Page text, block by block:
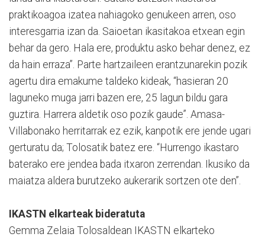
praktikoagoa izatea nahiagoko genukeen arren, oso
interesgarria izan da. Saioetan ikasitakoa etxean egin
behar da gero. Hala ere, produktu asko behar denez, ez
da hain erraza”. Parte hartzaileen erantzunarekin pozik
agertu dira emakume taldeko kideak, “hasieran 20
laguneko muga jarri bazen ere, 25 lagun bildu gara
guztira. Harrera aldetik oso pozik gaude”. Amasa-
Villabonako herritarrak ez ezik, kanpotik ere jende ugari
gerturatu da; Tolosatik batez ere. “Hurrengo ikastaro
baterako ere jendea bada itxaron zerrendan. Ikusiko da
maiatza aldera burutzeko aukerarik sortzen ote den”.
IKASTN elkarteak bideratuta
Gemma Zelaia Tolosaldean IKASTN elkarteko